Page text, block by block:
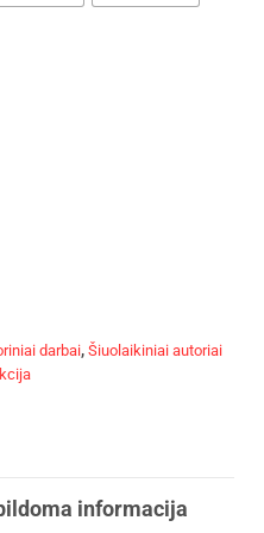
darbai, Šiuolaikiniai autoriai
informacija